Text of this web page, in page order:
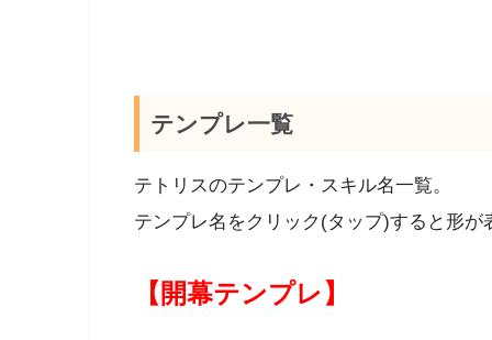
テンプレ一覧
テトリスのテンプレ・スキル名一覧。
テンプレ名をクリック(タップ)すると形が
【開幕テンプレ】